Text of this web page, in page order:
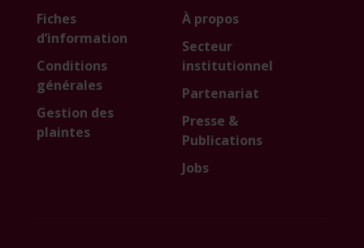
Fiches
d’information
Conditions
générales
Gestion des
plaintes
À propos
Secteur
institutionnel
Partenariat
Presse &
Publications
Jobs